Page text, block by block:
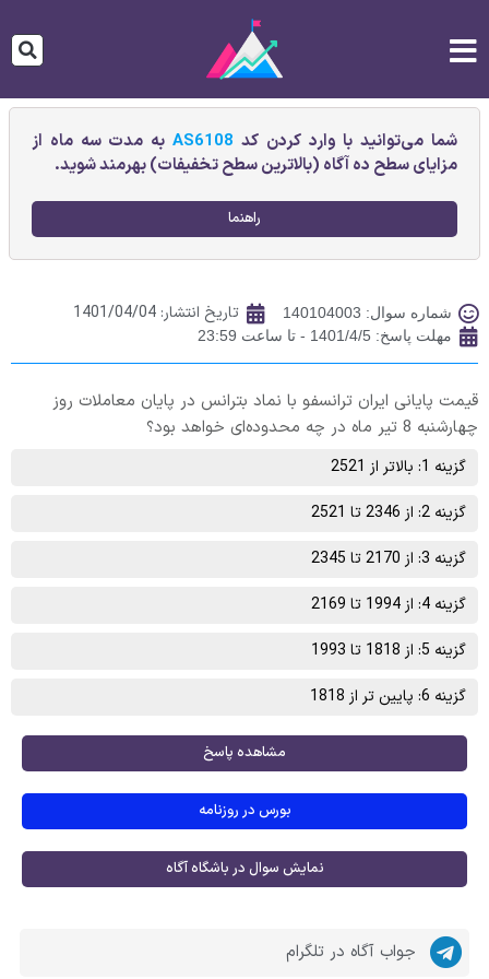
شما می‌توانید با وارد کردن کد AS6108به مدت سه ماه از
مزایای سطح ده آگاه (بالاترین سطح تخفیفات) بهرمند شوید.
راهنما
شماره سوال: 140104003 تاریخ انتشار: 1401/04/04
مهلت پاسخ: 1401/4/5 - تا ساعت 23:59
قیمت پایانی ايران‌ ترانسفو با نماد بترانس در پایان معاملات روز
چهارشنبه 8 تیر ماه در چه محدوده‌ای خواهد بود؟
گزینه 1: بالاتر از 2521
گزینه 2: از 2346 تا 2521
گزینه 3: از 2170 تا 2345
گزینه 4: از 1994 تا 2169
گزینه 5: از 1818 تا 1993
گزینه 6: پایین تر از 1818
مشاهده پاسخ
بورس در روزنامه
نمایش سوال در باشگاه آگاه
جواب آگاه در تلگرام